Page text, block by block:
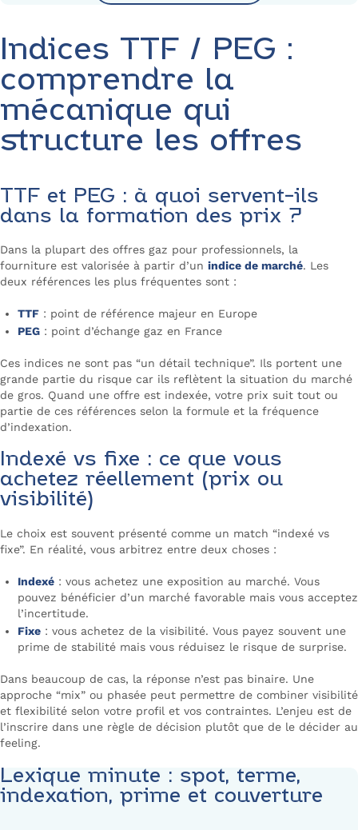
Indices TTF / PEG :
comprendre la
mécanique qui
structure les offres
TTF et PEG : à quoi servent-ils
dans la formation des prix ?
Dans la plupart des offres gaz pour professionnels, la
fourniture est valorisée à partir d’un indice de marché. Les
deux références les plus fréquentes sont :
TTF : point de référence majeur en Europe
PEG : point d’échange gaz en France
Ces indices ne sont pas “un détail technique”. Ils portent une
grande partie du risque car ils reflètent la situation du marché
de gros. Quand une offre est indexée, votre prix suit tout ou
partie de ces références selon la formule et la fréquence
d’indexation.
Indexé vs fixe : ce que vous
achetez réellement (prix ou
visibilité)
Le choix est souvent présenté comme un match “indexé vs
fixe”. En réalité, vous arbitrez entre deux choses :
Indexé : vous achetez une exposition au marché. Vous
pouvez bénéficier d’un marché favorable mais vous acceptez
l’incertitude.
Fixe : vous achetez de la visibilité. Vous payez souvent une
prime de stabilité mais vous réduisez le risque de surprise.
Dans beaucoup de cas, la réponse n’est pas binaire. Une
approche “mix” ou phasée peut permettre de combiner visibilité
et flexibilité selon votre profil et vos contraintes. L’enjeu est de
l’inscrire dans une règle de décision plutôt que de le décider au
feeling.
Lexique minute : spot, terme,
indexation, prime et couverture